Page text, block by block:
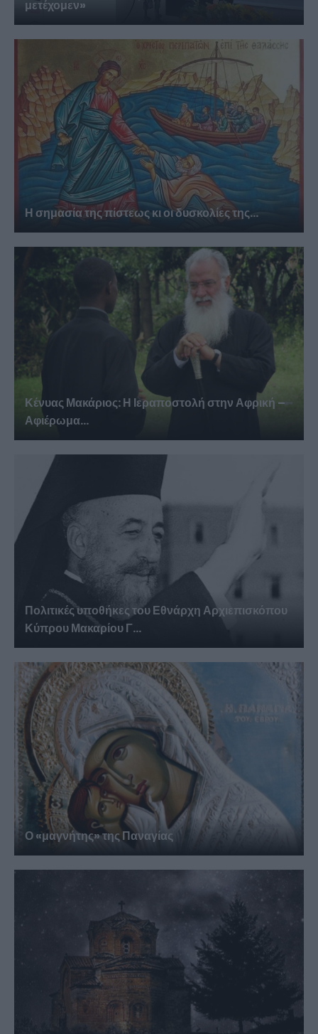
μετέχομεν»
Η σημασία της πίστεως κι οι δυσκολίες της...
Κένυας Μακάριος: Η Ιεραποστολή στην Αφρική –
Αφιέρωμα...
Πολιτικές υποθήκες του Εθνάρχη Αρχιεπισκόπου
Κύπρου Μακαρίου Γ...
Ο «μαγνήτης» της Παναγίας